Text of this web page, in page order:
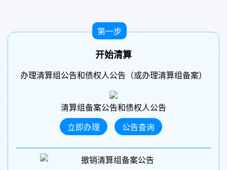
第一步
开始清算
办理清算组公告和债权人公告（或办理清算组备案）
清算组备案公告和债权人公告
立即办理 公告查询
撤销清算组备案公告